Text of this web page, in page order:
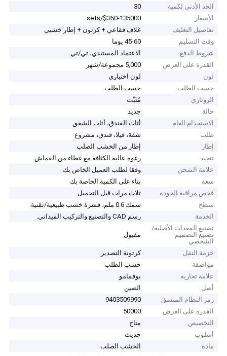
الحد الأدنى لكمية
30
الأسعار
$350-135000/sets
تفاصيل التغليف
غلاف فقاعي + كرتون + إطار خشبي
وقت التسليم
45-60 يوما
شروط الدفع
الاعتماد المستندي، تي/تي
القدرة على العرض
5,000 مجموعة/شهر
لون
لون اختياري
حسب الطلب
حسب الطلب
الروتاري
مُثَبَّت
حالة
جديد
الاستخدام العام
أثاث الفندق، أثاث الشقق
طلب
شقة، فيلا، فندق، مشروع
إطار
إطار من الخشب الصلب
تنجيد
رغوة عالية الكثافة مع غطاء من القماش
علامة الشحن
وفقا لطلب العميل الخاص بك
سعة
بناء على الكمية الخاصة بك
فحص مراقبة الجودة
ثلاث مرات قبل التحميل
سطح
سمك 0.6 ملم، قشرة خشب طبيعية/تقنية.
الخدمة
رسم CAD والتصنيع والتركيب الميداني.
تصنيع المعدات الأصلية/
تصنيع التصميم
الشخصي
مقبول
حزمة النقل
كرتونة التصدير
مواصفة
حسب الطلب
علامة تجارية
بوفمامو
أصل
الصين
رمز النظام المنسق
9403509990
القدرة على العرض
50000
التخصيص
متاح
أسلوب
حديث
مادة
الخشب الصلب